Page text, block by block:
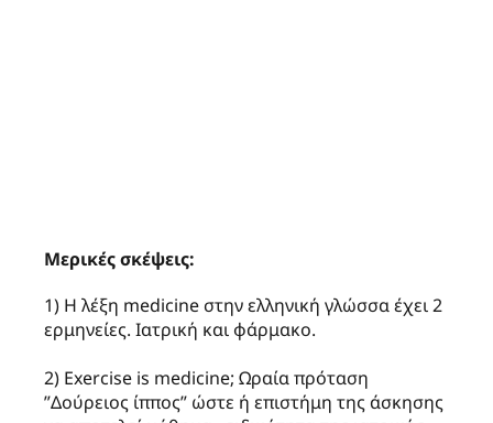
Μερικές σκέψεις:
1) Η λέξη medicine στην ελληνική γλώσσα έχει 2
ερμηνείες. Ιατρική και φάρμακο.
2) Exercise is medicine; Ωραία πρόταση
”Δούρειος ίππος” ώστε ή επιστήμη της άσκησης